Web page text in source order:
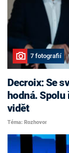
7 fotografií
Decroix: Se
hodná.
vidět
Téma: Rozhovor